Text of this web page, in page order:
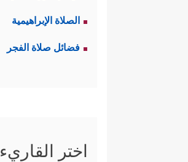
الصلاة الإبراهيمية
فضائل صلاة الفجر
اختر القاريء